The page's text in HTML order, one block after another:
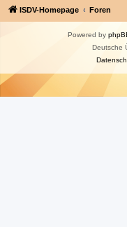
ISDV-Homepage Foren
Powered by
Deutsche